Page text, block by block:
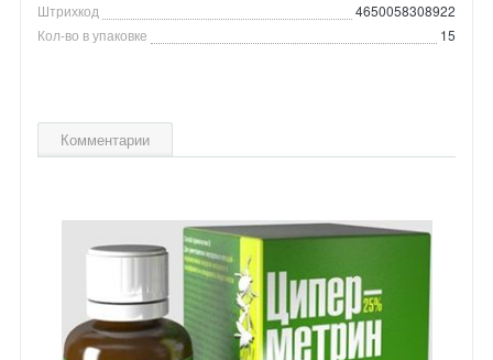
Штрихкод
4650058308922
Кол-во в упаковке
15
Комментарии